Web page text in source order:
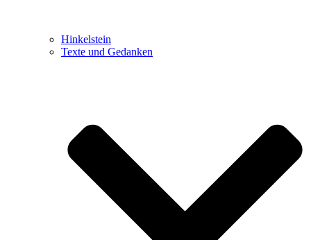
Hinkelstein
Texte und Gedanken